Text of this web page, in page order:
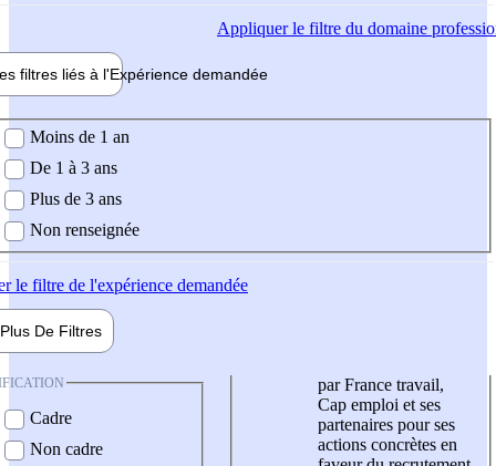
Appliquerle filtre du domaine
filtres liés à l'Expérience demandée
demandée
Moins de 1 an
De 1 à 3 ans
Plus de 3 ans
Non renseignée
le filtre de l'expérience demandée
Plus De Filtres
Cadre
Non cadre
par France travail,
Cap emploi et ses
partenaires pour ses
actions concrètes en